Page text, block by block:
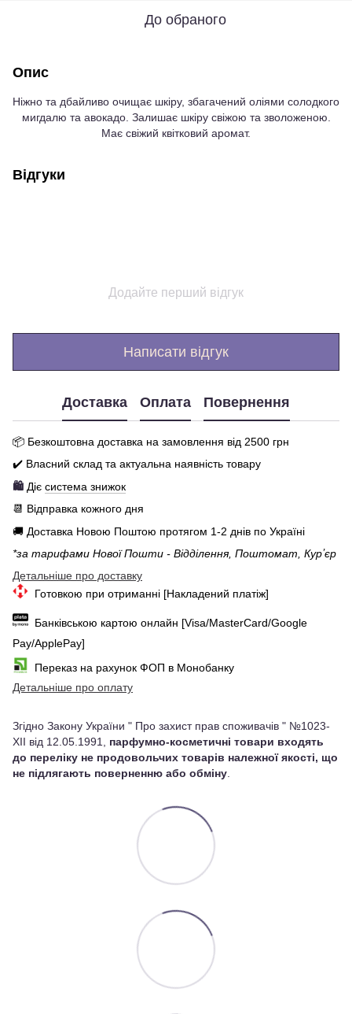
До обраного
Опис
Ніжно та дбайливо очищає шкіру, збагачений оліями солодкого
мигдалю та авокадо. Залишає шкіру свіжою та зволоженою.
Має свіжий квітковий аромат.
Відгуки
Додайте перший відгук
Написати відгук
Доставка Оплата Повернення
📦 Безкоштовна доставка на замовлення від 2500 грн
✔️ Власний склад та актуальна наявність товару
🛍️ Діє система знижок
📆 Відправка кожного дня
🚚 Доставка Новою Поштою протягом 1-2 днів по Україні
*за тарифами Нової Пошти - Відділення, Поштомат, Курʼєр
Детальніше про доставку
Готовкою при отриманні [Накладений платіж]
Банківською картою онлайн [Visa/MasterCard/Google
Pay/ApplePay]
Переказ на рахунок ФОП в Монобанку
Детальніше про оплату
Згідно Закону України " Про захист прав споживачів " №1023-
XII від 12.05.1991, парфумно-косметичні товари входять
до переліку не продовольчих товарів належної якості, що
не підлягають поверненню або обміну